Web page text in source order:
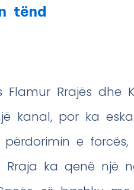
tënd
Rrajës dhe
kanal, por ka
e
Rraja ka qenë një